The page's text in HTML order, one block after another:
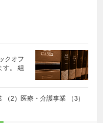
クオフ
す。 組
2）医療・介護事業 （3）